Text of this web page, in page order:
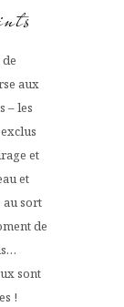
aux
– les
et
et
au sort
de
sont
!